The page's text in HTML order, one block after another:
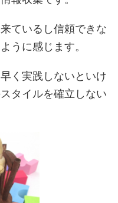
ているし信頼できな
うに感じます。
く実践しないといけ
タイルを確立しない